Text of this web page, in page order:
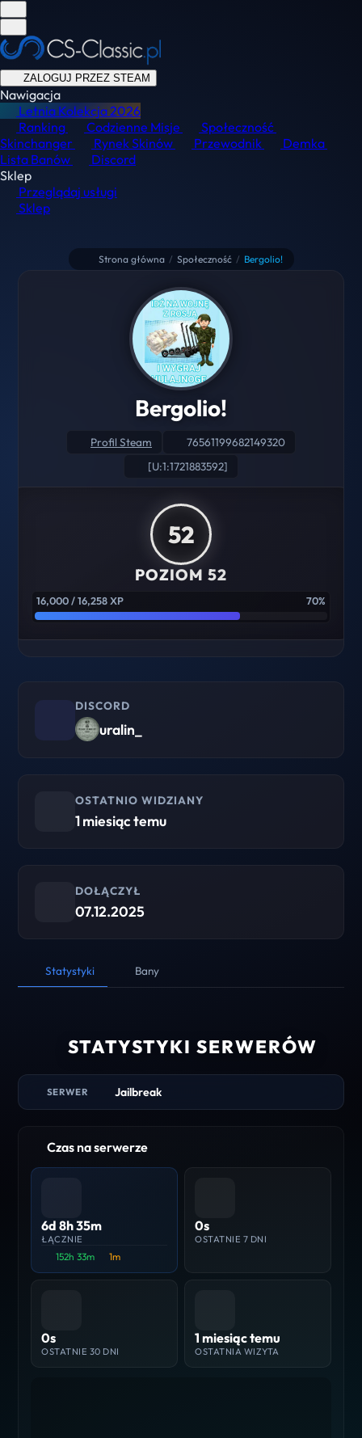
ZALOGUJ PRZEZ STEAM
Nawigacja
Letnia Kolekcja2026
Ranking
Codzienne Misje
Społeczność
Skinchanger
Rynek Skinów Przewodnik
Demka
Lista Banów
Discord
Sklep
Przeglądaj usługi
Sklep
Strona główna / Społeczność / Bergolio!
Bergolio!
Profil Steam
76561199682149320
[U:1:1721883592]
52
POZIOM 52
16,000 / 16,258 XP 70%
DISCORD
uralin_
OSTATNIO WIDZIANY
1 miesiąc temu
DOŁĄCZYŁ
07.12.2025
Statystyki Bany
STATYSTYKI SERWERÓW
SERWER Jailbreak
Czas na serwerze
6d 8h 35m
ŁĄCZNIE
152h 33m 1m
0s
OSTATNIE 7 DNI
0s
OSTATNIE 30 DNI
1 miesiąc temu
OSTATNIA WIZYTA